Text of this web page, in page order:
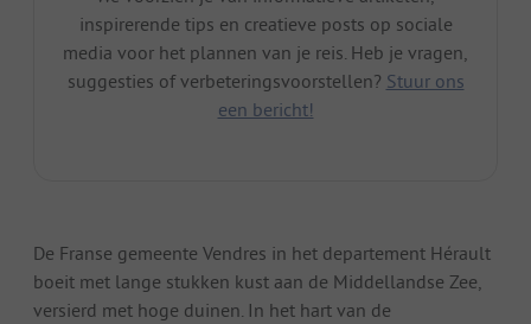
inspirerende tips en creatieve posts op sociale
media voor het plannen van je reis. Heb je vragen,
suggesties of verbeteringsvoorstellen? Stuur ons
een bericht!
De Franse gemeente Vendres in het departement Hérault
boeit met lange stukken kust aan de Middellandse Zee,
versierd met hoge duinen. In het hart van de